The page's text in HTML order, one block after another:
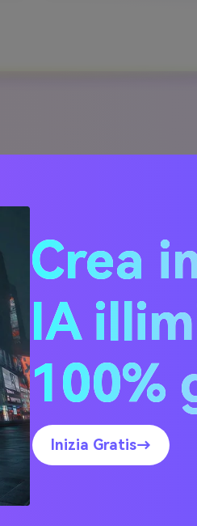
di presentazioni
idee, hook, didascalie
per rulli, cortometraggi e
La vita in canzone:
Crea
IA
100%
Inizia Gratis→